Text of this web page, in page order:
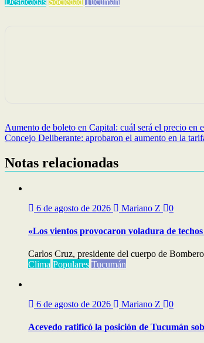
Navegación
de
entradas
Aumento de boleto en Capital: cuál será el precio en
Concejo Deliberante: aprobaron el aumento en la
Notas relacionadas
6 de agosto de 2026 Mariano Z 0
«Los vientos provocaron voladura de
Carlos Cruz, presidente del cuerpo de
Clima Populares Tucumán
6 de agosto de 2026 Mariano Z 0
Acevedo ratificó la posición de Tucumán